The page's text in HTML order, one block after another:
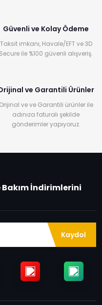
Güvenli ve Kolay Ödeme
Taksit imkanı, Havale/EFT ve 3D
Secure ile %100 güvenli alışveriş.
ve Garantili Ürünler
Orijinal ve ve Garantili ürünler ile
adınıza faturalı şekilde
gönderimler yapıyoruz.
Bakım İndirimlerini
Kaydol